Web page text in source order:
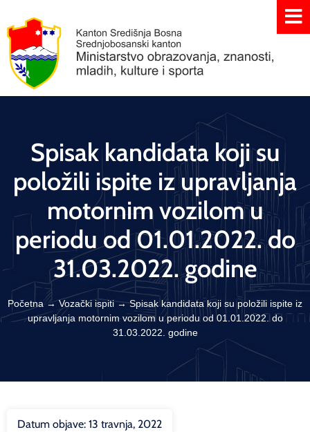
Spisak kandidata koji su
položili ispite iz upravljanja
motornim vozilom u
periodu od 01.01.2022. do
31.03.2022. godine
Početna →Vozački ispiti→Spisak kandidata koji su položili ispite iz
upravljanja motornim vozilom u periodu od 01.01.2022. do
31.03.2022. godine
Datum objave: 13 travnja, 2022